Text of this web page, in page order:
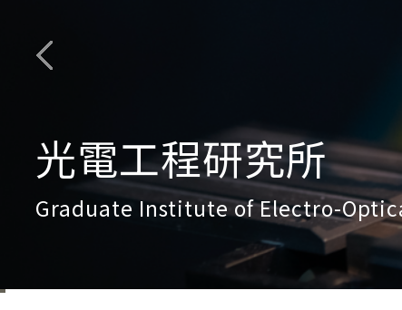
光電工程研究所
Graduate Institute of Electro-